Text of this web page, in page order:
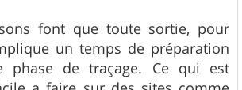
font que toute sortie, pour
un temps de préparation
phase de traçage. Ce qui est